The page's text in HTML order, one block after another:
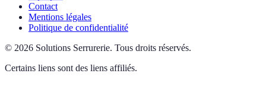
Contact
Mentions légales
Politique de confidentialité
© 2026 Solutions Serrurerie. Tous droits réservés.
Certains liens sont des liens affiliés.